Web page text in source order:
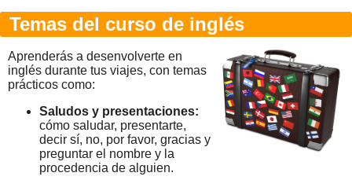
Temas del curso de inglés
Aprenderás a desenvolverte en
inglés durante tus viajes, con temas
prácticos como:
Saludos y presentaciones:
cómo saludar, presentarte,
decir sí, no, por favor, gracias y
preguntar el nombre y la
procedencia de alguien.